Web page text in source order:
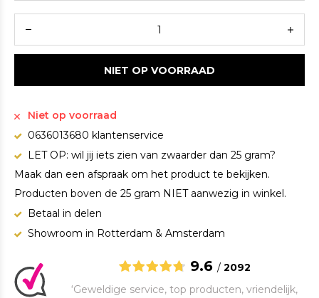
NIET OP VOORRAAD
Niet op voorraad
0636013680 klantenservice
LET OP: wil jij iets zien van zwaarder dan 25 gram?
Maak dan een afspraak om het product te bekijken.
Producten boven de 25 gram NIET aanwezig in winkel.
Betaal in delen
Showroom in Rotterdam & Amsterdam
9.6 / 2092
‘Geweldige service, top producten, vriendelijk,